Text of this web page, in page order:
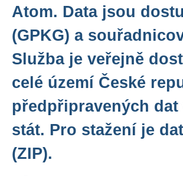
Atom. Data jsou
(GPKG) a
Služba je veřejně
celé území České
předpřipravených
stát. Pro stažení je
(ZIP).